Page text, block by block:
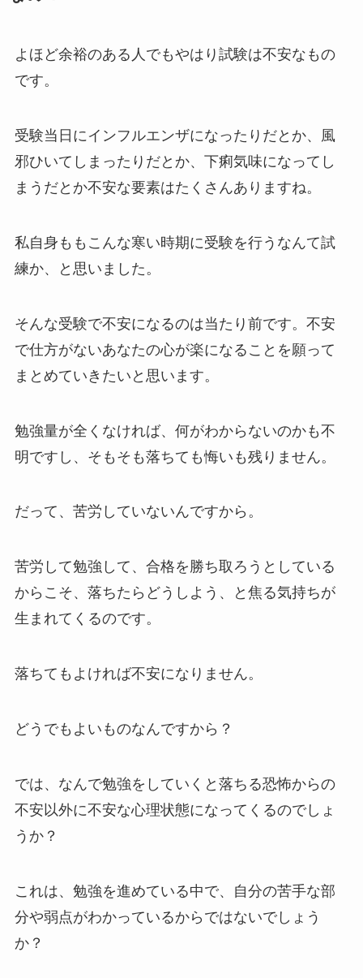
よほど余裕のある人でもやはり試験は不安なもの
です。
受験当日にインフルエンザになったりだとか、風
邪ひいてしまったりだとか、下痢気味になってし
まうだとか不安な要素はたくさんありますね。
私自身ももこんな寒い時期に受験を行うなんて試
練か、と思いました。
そんな受験で不安になるのは当たり前です。不安
で仕方がないあなたの心が楽になることを願って
まとめていきたいと思います。
勉強量が全くなければ、何がわからないのかも不
明ですし、そもそも落ちても悔いも残りません。
だって、苦労していないんですから。
苦労して勉強して、合格を勝ち取ろうとしている
からこそ、落ちたらどうしよう、と焦る気持ちが
生まれてくるのです。
落ちてもよければ不安になりません。
どうでもよいものなんですから？
では、なんで勉強をしていくと落ちる恐怖からの
不安以外に不安な心理状態になってくるのでしょ
うか？
これは、勉強を進めている中で、自分の苦手な部
分や弱点がわかっているからではないでしょう
か？